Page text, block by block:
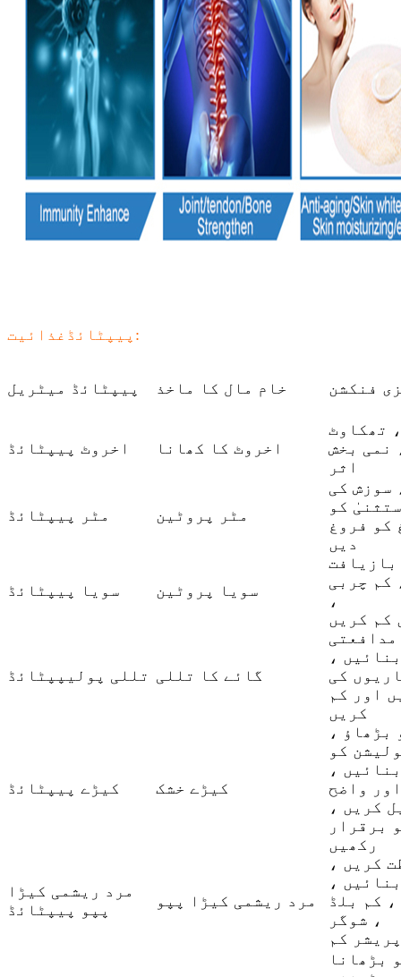
پیپٹائڈ غذائیت:
پیپٹائڈ میٹریل خام مال کا ماخذ فنکشن
اخروٹ پیپٹائڈ اخروٹ کا کھانا
تھکاوٹ
نمی بخش
اثر
مٹر پیپٹائڈ مٹر پروٹین
سوزش کی
کو
کو فروغ
دیں
سویا پیپٹائڈ سویا پروٹین
کم چربی
،
کم کریں
تللی پولیپپٹائڈ گائے کا تللی
،
کی
اور کم
کریں
کیڑے پیپٹائڈ کیڑے خشک
بڑھاؤ ،
کو
،
واضح
کریں ،
برقرار
رکھیں
مرد ریشمی کیڑا
پپو پیپٹائڈ
مرد ریشمی کیڑا پپو
کریں ،
،
کم بلڈ
شوگر ،
کم